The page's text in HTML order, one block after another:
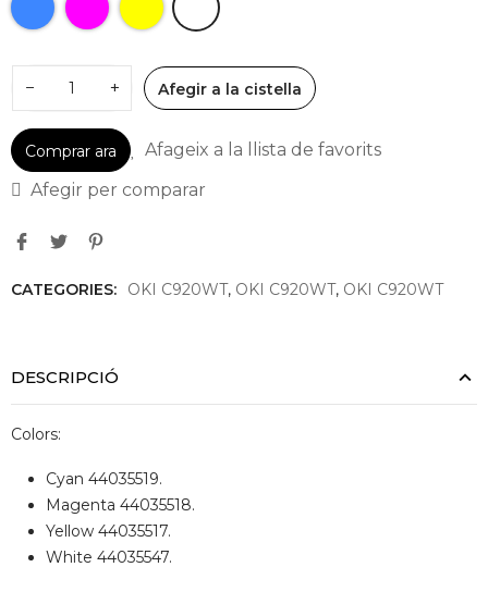
− + Afegir a la cistella
Comprar ara
Afageix a la llista de favorits
Afegir per comparar
CATEGORIES: OKI C920WT, OKI C920WT, OKI C920WT
DESCRIPCIÓ
Colors:
Cyan 44035519.
Magenta 44035518.
Yellow 44035517.
White 44035547.